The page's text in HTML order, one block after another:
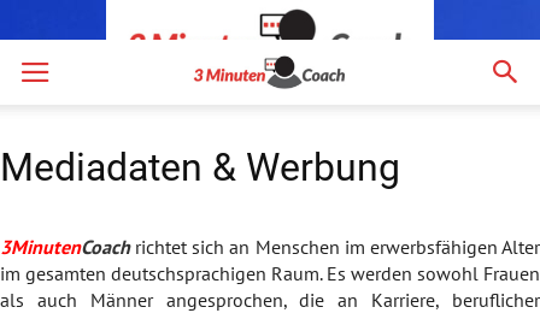
3MinutenCoach
Mediadaten & Werbung
3MinutenCoachrichtet sich an Menschen im erwerbsfähigen Alter
im gesamten deutschsprachigen Raum. Es werden sowohl Frauen
als auch Männer angesprochen, die an Karriere, beruflicher